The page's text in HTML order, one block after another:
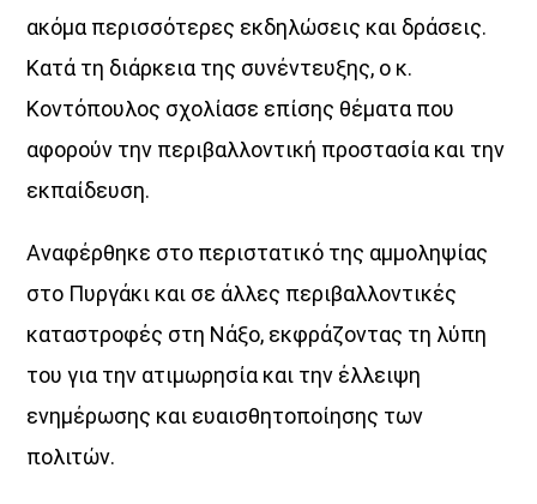
HOT 40 Θέμης Γεωργαντάς
18:00
20:00
20:00
21:00
21:00
22:00
Night Love
ακόμα περισσότερες εκδηλώσεις και δράσεις.
Κατά τη διάρκεια της συνέντευξης, ο κ.
Κοντόπουλος σχολίασε επίσης θέματα που
αφορούν την περιβαλλοντική προστασία και την
εκπαίδευση.
Αναφέρθηκε στο περιστατικό της αμμοληψίας
στο Πυργάκι και σε άλλες περιβαλλοντικές
καταστροφές στη Νάξο, εκφράζοντας τη λύπη
του για την ατιμωρησία και την έλλειψη
ενημέρωσης και ευαισθητοποίησης των
πολιτών.